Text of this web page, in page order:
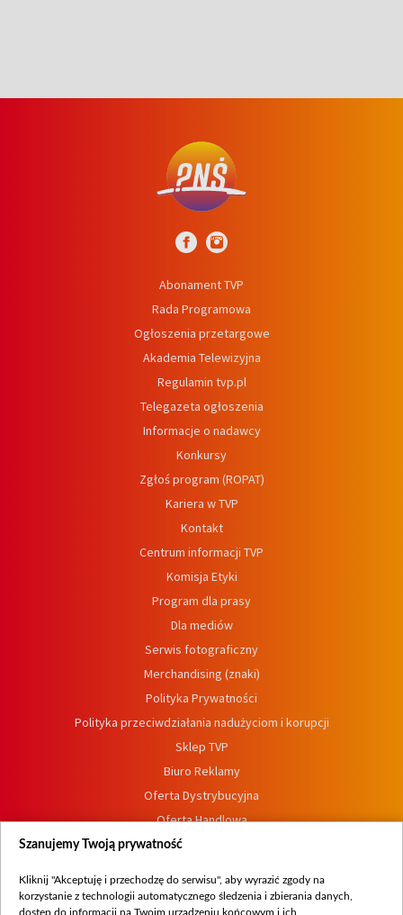
Abonament TVP
Rada Programowa
Ogłoszenia przetargowe
Akademia Telewizyjna
Regulamin tvp.pl
Telegazeta ogłoszenia
Informacje o nadawcy
Konkursy
Zgłoś program (ROPAT)
Kariera w TVP
Kontakt
Centrum informacji TVP
Komisja Etyki
Program dla prasy
Dla mediów
Serwis fotograficzny
Merchandising (znaki)
Polityka Prywatności
Polityka przeciwdziałania nadużyciom i korupcji
Sklep TVP
Biuro Reklamy
Oferta Dystrybucyjna
Oferta Handlowa
Dostępność
Procedura zgłoszeń wewnętrznych
Szanujemy Twoją prywatność
Kliknij "Akceptuję i przechodzę do serwisu", aby wyrazić zgody na
korzystanie z technologii automatycznego śledzenia i zbierania danych,
dostęp do informacji na Twoim urządzeniu końcowym i ich